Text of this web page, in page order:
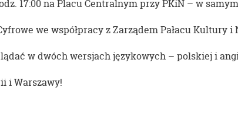
17:00 na Placu Centralnym przy PKiN – w
we współpracy z Zarządem Pałacu Kultury i
w dwóch wersjach językowych – polskiej i
i Warszawy!